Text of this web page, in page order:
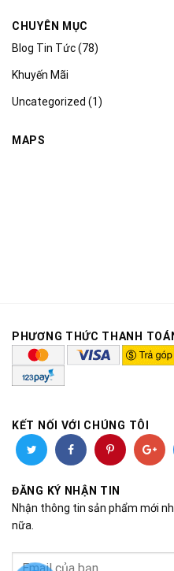
CHUYÊN MỤC
Blog Tin Tức(78)
Khuyến Mãi
Uncategorized (1)
MAPS
PHƯƠNG THỨC THANH
KẾT NỐI VỚI CHÚNG TÔI
ĐĂNG KÝ NHẬN TIN
Nhận thông tin sản phẩm mới
nữa.